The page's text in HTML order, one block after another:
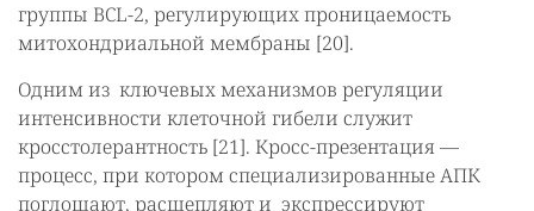
группы BCL-2, регулирующих проницаемость
митохондриальной мембраны [20].
Одним из ключевых механизмов регуляции
интенсивности клеточной гибели служит
кросстолерантность [21]. Кросс-презентация —
процесс, при котором специализированные АПК
поглощают, расщепляют и экспрессируют